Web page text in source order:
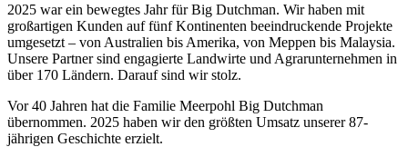
2025 war ein bewegtes Jahr für Big Dutchman. Wir haben mit
großartigen Kunden auf fünf Kontinenten beeindruckende Projekte
umgesetzt – von Australien bis Amerika, von Meppen bis Malaysia.
Unsere Partner sind engagierte Landwirte und Agrarunternehmen in
über 170 Ländern. Darauf sind wir stolz.
Vor 40 Jahren hat die Familie Meerpohl Big Dutchman
übernommen. 2025 haben wir den größten Umsatz unserer 87-
jährigen Geschichte erzielt.